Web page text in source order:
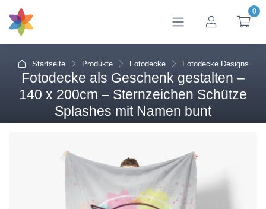
0
Startseite Produkte Fotodecke Fotodecke Designs
Fotodecke als Geschenk gestalten –
140 x 200cm – Sternzeichen Schütze
Splashes mit Namen bunt